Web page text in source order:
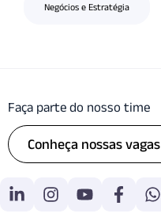
Negócios e Estratégia
Faça parte do nosso time
Conheça nossas vagas